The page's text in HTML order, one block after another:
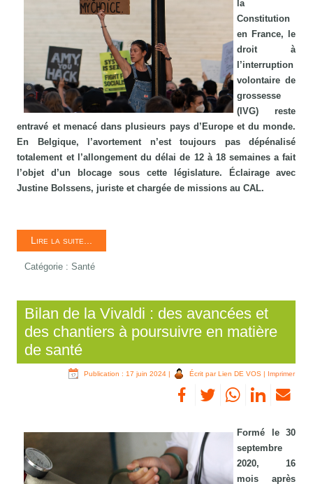
la
Constitution
en France, le
droit à
l’interruption
volontaire de
grossesse
(IVG) reste
entravé et menacé dans plusieurs pays d’Europe et du monde.
En Belgique, l’avortement n’est toujours pas dépénalisé
totalement et l’allongement du délai de 12 à 18 semaines a fait
l’objet d’un blocage sous cette législature. Éclairage avec
Justine Bolssens, juriste et chargée de missions au CAL.
Lire la suite...
Catégorie :Santé
Bilan de la Vivaldi : des avancées et
des chantiers à poursuivre en matière
de santé
Publication : 17 juin 2024 | Écrit par Lien DE VOS | Imprimer
Formé le 30
septembre
2020, 16
mois après